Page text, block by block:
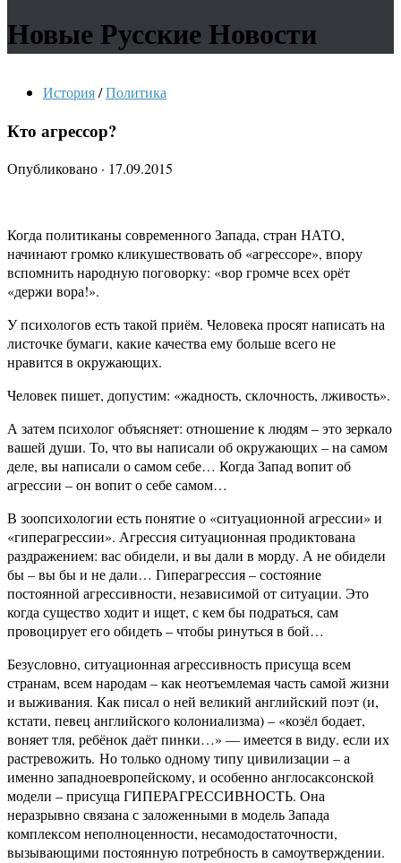
Новые Русские Новости
История/Политика
Кто агрессор?
Опубликовано · 17.09.2015
Когда политиканы современного Запада, стран НАТО,
начинают громко кликушествовать об «агрессоре», впору
вспомнить народную поговорку: «вор громче всех орёт
«держи вора!».
У психологов есть такой приём. Человека просят написать на
листочке бумаги, какие качества ему больше всего не
нравится в окружающих.
Человек пишет, допустим: «жадность, склочность, лживость».
А затем психолог объясняет: отношение к людям – это зеркало
вашей души. То, что вы написали об окружающих – на самом
деле, вы написали о самом себе… Когда Запад вопит об
агрессии – он вопит о себе самом…
В зоопсихологии есть понятие о «ситуационной агрессии» и
«гиперагрессии». Агрессия ситуационная продиктована
раздражением: вас обидели, и вы дали в морду. А не обидели
бы – вы бы и не дали… Гиперагрессия – состояние
постоянной агрессивности, независимой от ситуации. Это
когда существо ходит и ищет, с кем бы подраться, сам
провоцирует его обидеть – чтобы ринуться в бой…
Безусловно, ситуационная агрессивность присуща всем
странам, всем народам – как неотъемлемая часть самой жизни
и выживания. Как писал о ней великий английский поэт (и,
кстати, певец английского колониализма) – «козёл бодает,
воняет тля, ребёнок даёт пинки…» — имеется в виду. если их
растревожить. Но только одному типу цивилизации – а
именно западноевропейскому, и особенно англосаксонской
модели – присуща ГИПЕРАГРЕССИВНОСТЬ. Она
неразрывно связана с заложенными в модель Запада
комплексом неполноценности, несамодостаточности,
вызывающими постоянную потребность в самоутверждении.